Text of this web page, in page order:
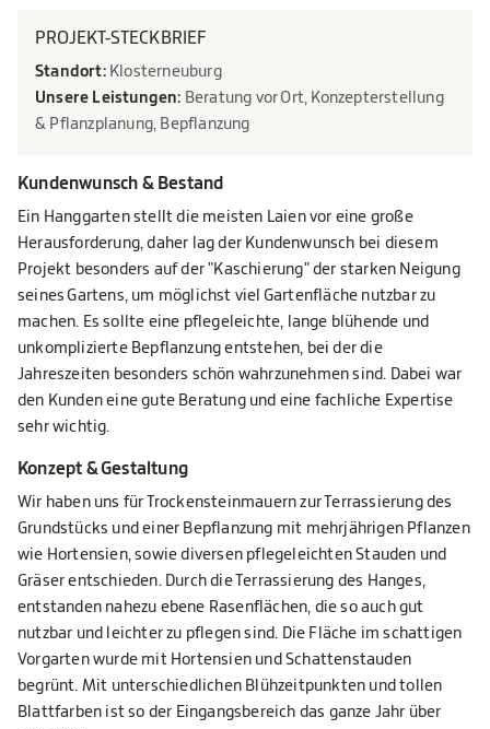
PROJEKT-STECKBRIEF
Standort: Klosterneuburg
Unsere Leistungen: Beratung vor Ort, Konzepterstellung
& Pflanzplanung, Bepflanzung
Kundenwunsch & Bestand
Ein Hanggarten stellt die meisten Laien vor eine große
Herausforderung, daher lag der Kundenwunsch bei diesem
Projekt besonders auf der "Kaschierung" der starken Neigung
seines Gartens, um möglichst viel Gartenfläche nutzbar zu
machen. Es sollte eine pflegeleichte, lange blühende und
unkomplizierte Bepflanzung entstehen, bei der die
Jahreszeiten besonders schön wahrzunehmen sind. Dabei war
den Kunden eine gute Beratung und eine fachliche Expertise
sehr wichtig.
Konzept & Gestaltung
Wir haben uns für Trockensteinmauern zur Terrassierung des
Grundstücks und einer Bepflanzung mit mehrjährigen Pflanzen
wie Hortensien, sowie diversen pflegeleichten Stauden und
Gräser entschieden. Durch die Terrassierung des Hanges,
entstanden nahezu ebene Rasenflächen, die so auch gut
nutzbar und leichter zu pflegen sind. Die Fläche im schattigen
Vorgarten wurde mit Hortensien und Schattenstauden
begrünt. Mit unterschiedlichen Blühzeitpunkten und tollen
Blattfarben ist so der Eingangsbereich das ganze Jahr über